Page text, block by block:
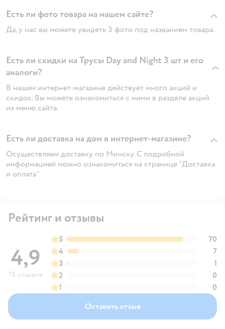
Есть ли фото товара на нашем сайте?
Да, у нас вы можете увидеть 3 фото под названием товара.
Есть ли скидки на Трусы Day and Night 3 шт и его
аналоги?
В нашем интернет-магазине действует много акций и
скидок. Вы можете ознакомиться с ними в разделе акций
из меню сайта.
Есть ли доставка на дом в интернет-магазине?
Осуществляем доставку по Минску. С подробной
информацией можно ознакомиться на странице "Доставка
и оплата"
Рейтинг и отзывы
4,9
78 отзывов
5
70
4
7
3
1
2
0
1
0
Оставить отзыв